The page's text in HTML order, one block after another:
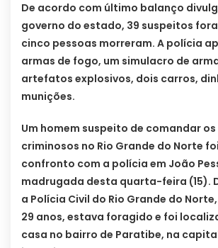
De acordo com último balanço
governo do estado, 39 suspeitos
cinco pessoas morreram. A polícia
armas de fogo, um simulacro de
artefatos explosivos, dois carros,
munições.
Um homem suspeito de comandar
criminosos no Rio Grande do Norte
confronto com a polícia em João
madrugada desta quarta-feira (15).
a Polícia Civil do Rio Grande do
29 anos, estava foragido e foi
casa no bairro de Paratibe, na